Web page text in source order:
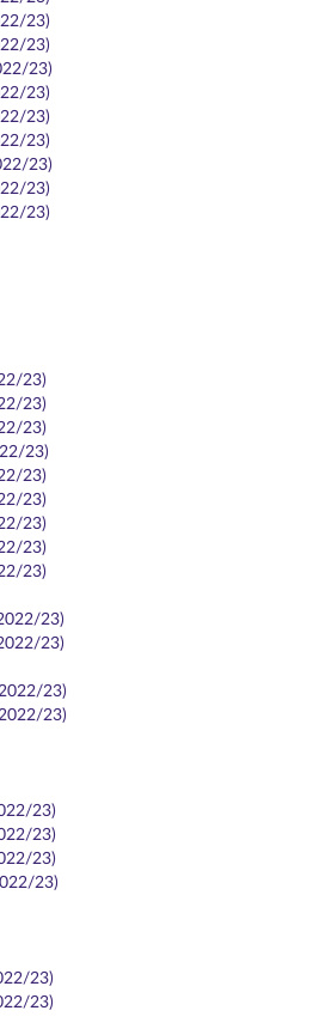
23)
23)
23)
23)
23)
23)
23)
23)
23)
23)
23)
23)
23)
23)
23)
23)
23)
23)
23)
23)
23)
23)
23)
23)
23)
23)
23)
23)